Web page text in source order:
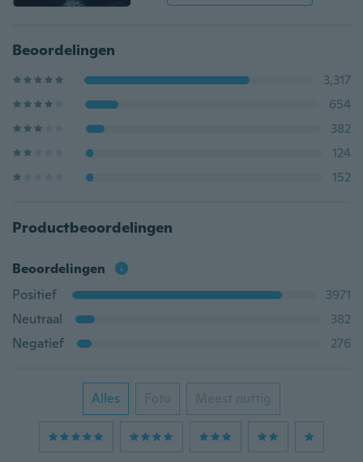
Beoordelingen
3,317
654
382
124
152
Productbeoordelingen
Beoordelingen
Positief
3971
Neutraal
382
Negatief
276
Alles Foto Meest nuttig